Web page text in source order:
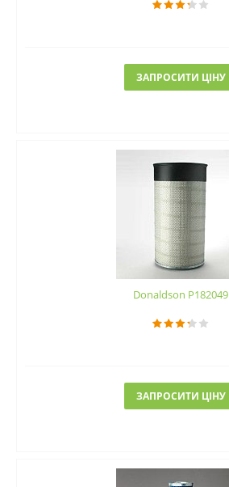
ЗАПРОСИТИ ЦІНУ
Donaldson P182049
ЗАПРОСИТИ ЦІНУ